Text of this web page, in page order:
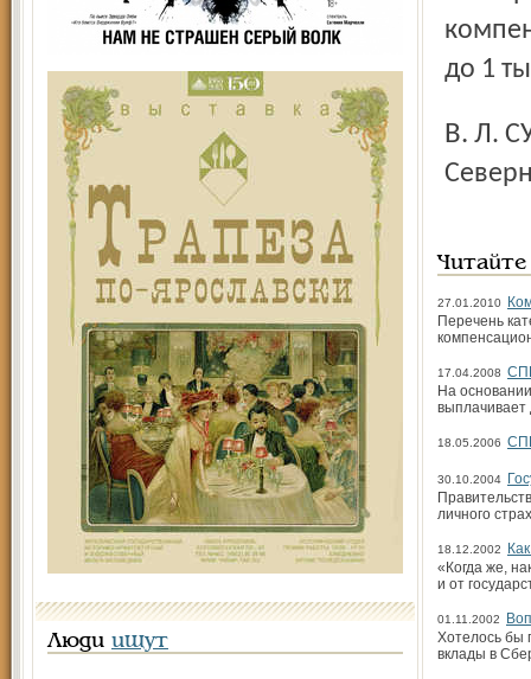
Люди ищут
до 1
В. Л. СУХЕНКО, заместитель председателя правления
27.01.2010
Перечень
17.04.2008
На
выплачивает
18.05.2006
30.10.2004
личного
18.12.2002
«Когда же,
и от
01.11.2002
Хотелось бы
вклады в